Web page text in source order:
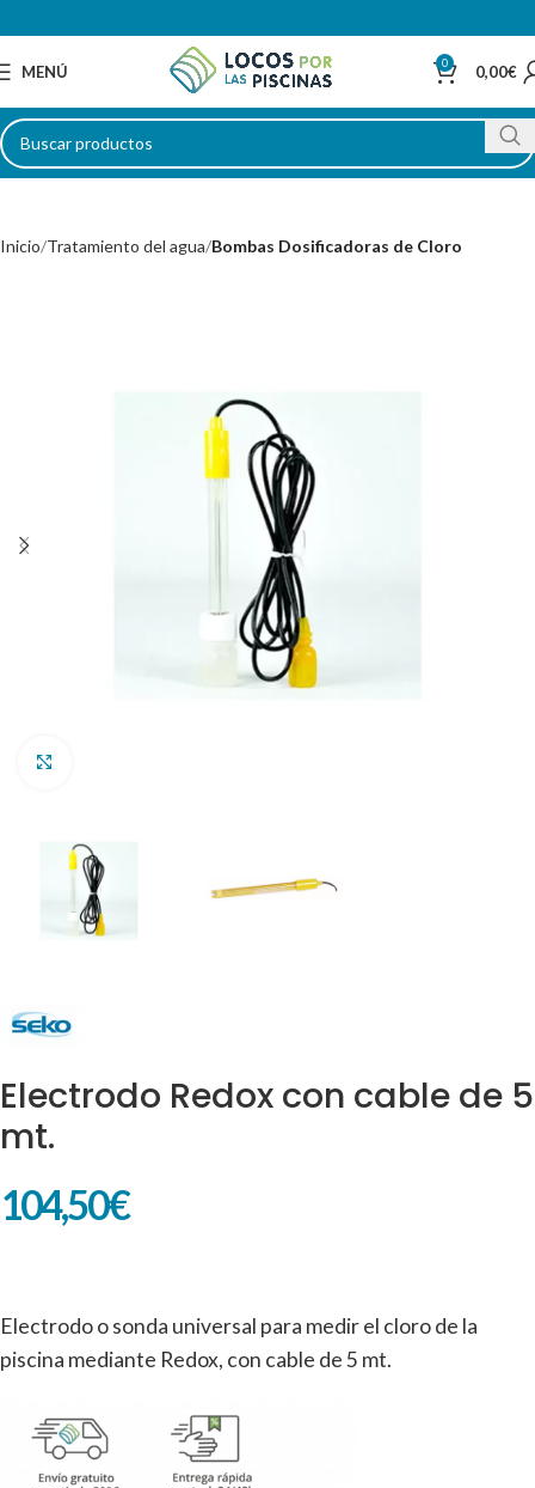
MENÚ 0 0,00€
Inicio Tratamiento del agua Bombas Dosificadoras de Cloro
Electrodo Redox con cable de 5
mt.
104,50€
Electrodo o sonda universal para medir el cloro de la
piscina mediante Redox, con cable de 5 mt.